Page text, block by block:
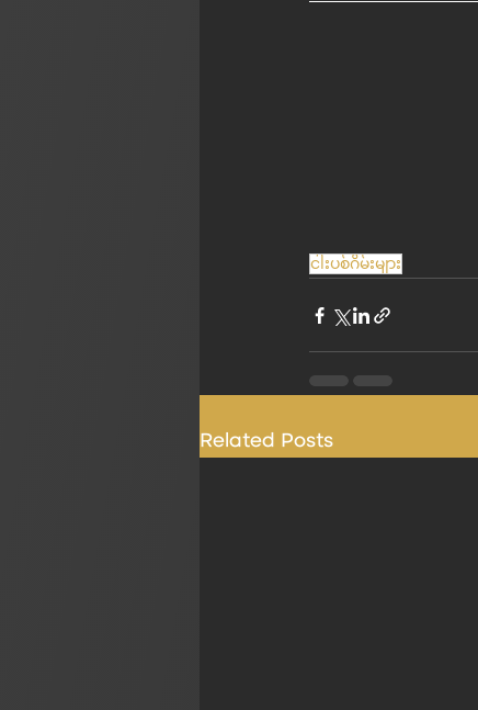
ငါးပစ်ဂိမ်းများ
Related Posts